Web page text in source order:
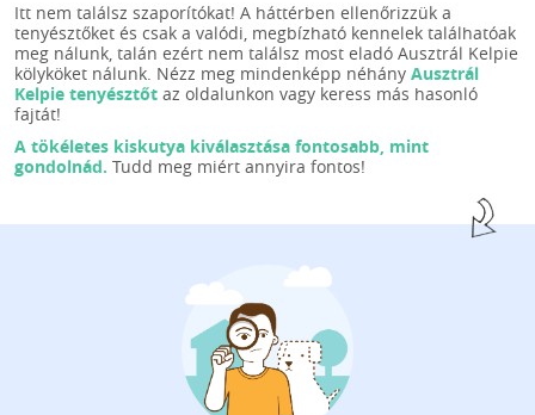
Itt nem találsz szaporítókat! A háttérben ellenőrizzük a
tenyésztőket és csak a valódi, megbízható kennelek találhatóak
meg nálunk, talán ezért nem találsz most eladó Ausztrál Kelpie
kölyköket nálunk. Nézz meg mindenképp néhány Ausztrál
Kelpie tenyésztőt az oldalunkon vagy keress más hasonló
fajtát!
A tökéletes kiskutya kiválasztása fontosabb, mint
gondolnád. Tudd meg miért annyira fontos!